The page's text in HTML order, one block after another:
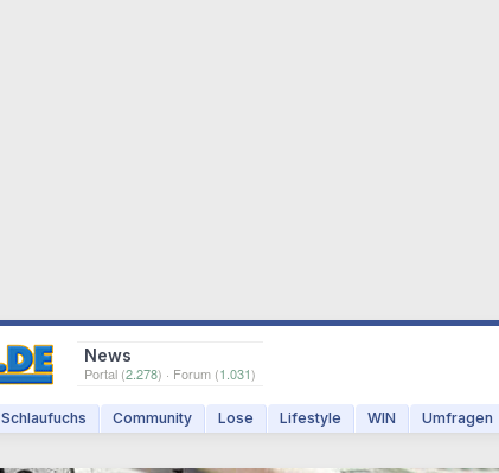
News
Portal (2.278) · Forum (1.031)
Schlaufuchs Community Lose Lifestyle WIN Umfragen